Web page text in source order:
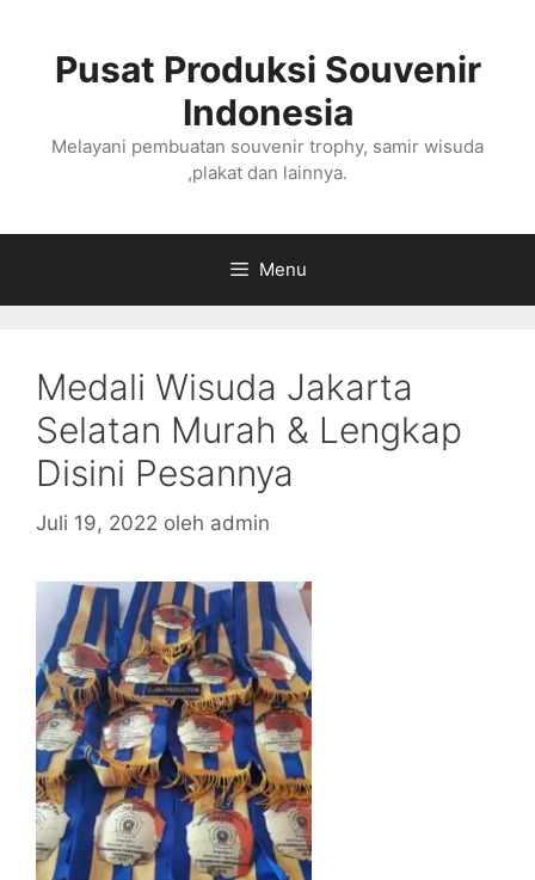
Pusat Produksi Souvenir
Indonesia
Melayani pembuatan souvenir trophy, samir wisuda
,plakat dan lainnya.
Menu
Medali Wisuda Jakarta
Selatan Murah & Lengkap
Disini Pesannya
Juli 19, 2022 oleh admin